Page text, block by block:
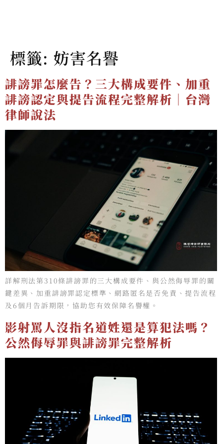
標籤: 妨害名譽
誹謗罪怎麼告？三大構成要件、加重
誹謗認定與提告流程完整解析｜台灣
律師說法
詳解刑法第310條誹謗罪的三大構成要件、與公然侮辱罪的關
鍵差異、加重誹謗罪認定標準、網路匿名是否免責、提告流程
及6個月告訴期限，協助您有效保障名譽權。
影射罵人沒指名道姓還是算犯法嗎？
公然侮辱罪與誹謗罪完整解析